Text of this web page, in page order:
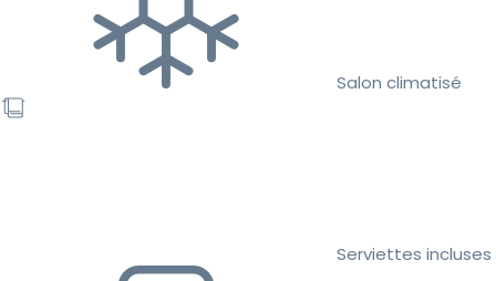
Salon climatisé
Serviettes incluses